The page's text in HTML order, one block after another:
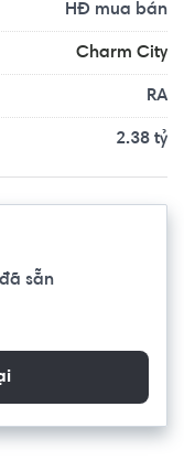
HĐ mua bán
Charm City
RA
2.38 tỷ
sẵn